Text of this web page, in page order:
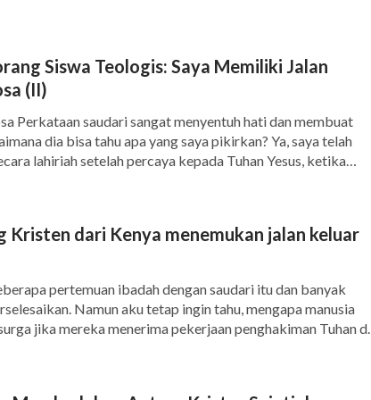
bergerak, dan Tuhan telah datang kembali
menghajar, dan mentahirkan umat
Karena waktunya akan datang penghakiman
gereja-gereja tidak lagi memiliki pekerjaan
untuk melakukan pekerjaan baru-Nya di
di bait suci." Ketika mendengar dia
sangat terkejut dan berpikir:
ke Kilat dari Timur?" Jadi aku bertanya
pada Kilat dari Timur?" "Ya, aku percaya,"
murung dan tidak ingin bicara
sabar bertanya: "Saudari Li, kamu dapat
Siswa Teologis: Saya Memiliki Jalan
(II)
Perkataan saudari sangat menyentuh hati dan membuat
dia bisa tahu apa yang saya pikirkan? Ya, saya telah
lahiriah setelah percaya kepada Tuhan Yesus, ketika
Kristen dari Kenya menemukan jalan keluar
pertemuan ibadah dengan saudari itu dan banyak
Namun aku tetap ingin tahu, mengapa manusia
jika mereka menerima pekerjaan penghakiman Tuhan di